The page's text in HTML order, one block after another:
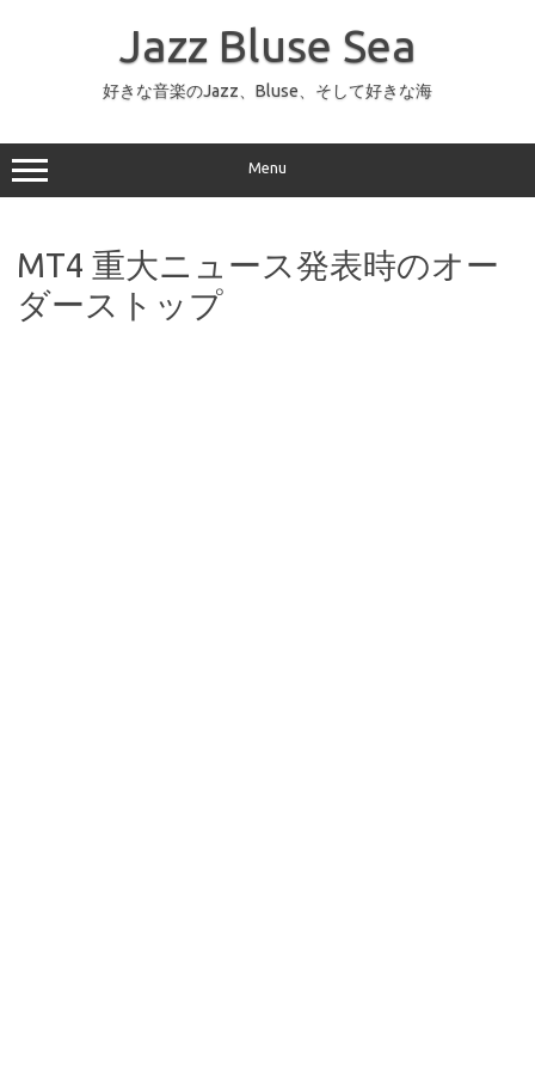
ッ
プ
Jazz Bluse Sea
好きな音楽のJazz、Bluse、そして好きな海
Menu
MT4 重大ニュース発表時のオー
ダーストップ